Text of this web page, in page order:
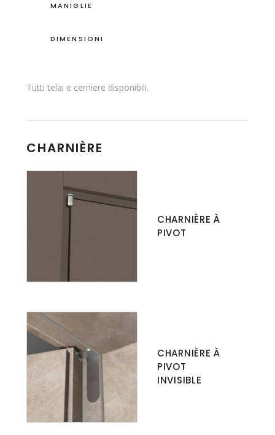
MANIGLIE
DIMENSIONI
Tutti telai e cerniere disponibili.
CHARNIÈRE
CHARNIÈRE À
PIVOT
CHARNIÈRE À
PIVOT
INVISIBLE